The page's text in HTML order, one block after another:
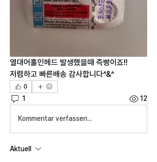
열대어홀인헤드 발생했을때 즉빵이죠!!
저렴하고 빠른배송 감사합니다^&^
0
1 12
Kommentar verfassen...
Aktuell